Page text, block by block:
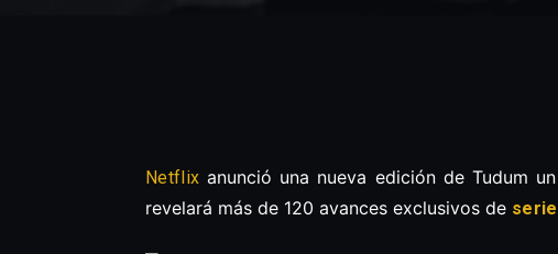
Netflix anunció una nueva edición de Tudum
revelará más de 120 avances exclusivos de